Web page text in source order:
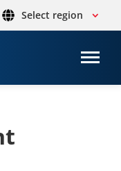
Select region